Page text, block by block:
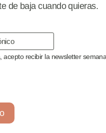
de baja cuando quieras.
acepto recibir la newsletter